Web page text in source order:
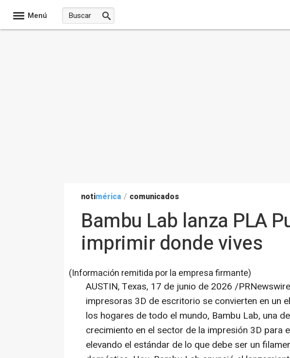
Menú
notimérica / comunicados
Bambu Lab lanza PLA
imprimir donde vives
(Información remitida por la empresa firmante)
AUSTIN, Texas, 17 de junio de 2026 /
impresoras 3D de escritorio se convierten en un
los hogares de todo el mundo, Bambu Lab, una
crecimiento en el sector de la impresión 3D para
elevando el estándar de lo que debe ser un